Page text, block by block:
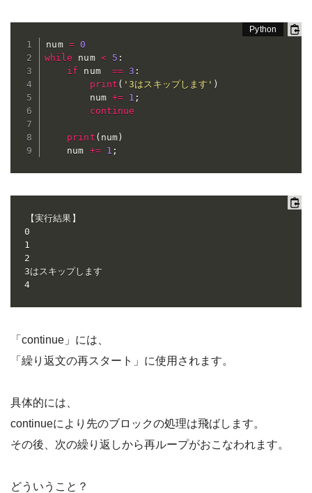
num = 0
while num < 5 :
if num == 3 :
print ( '3はスキップします' )
        num
+= 1 ;
continue
print ( num )
    num
+= 1 ;
【実行結果】
0
1
2
3はスキップします
4
「continue」には、
「繰り返文の再スタート」に使用されます。
具体的には、
continueにより先のブロックの処理は飛ばします。
その後、次の繰り返しから再ループがおこなわれます。
どういうこと？